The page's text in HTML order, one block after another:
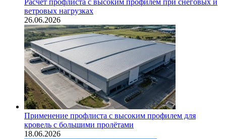
ветровых нагрузках
26.06.2026
Применение профлиста с высоким профилем для
кровель с большими пролётами
18.06.2026